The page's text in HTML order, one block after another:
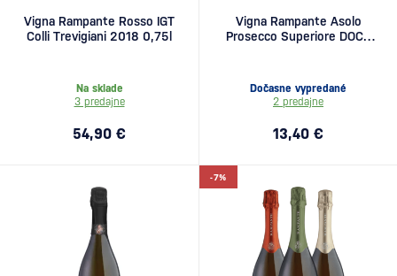
Vigna Rampante Rosso IGT
Colli Trevigiani 2018 0,75l
Na sklade
3 predajne
54,90 €
Vigna Rampante Asolo
Prosecco Superiore DOCG
Dočasne vypredané
2 predajne
13,40 €
-7%